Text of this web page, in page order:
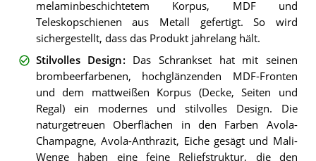
melaminbeschichtetem Korpus, MDF und
Teleskopschienen aus Metall gefertigt. So wird
sichergestellt, dass das Produkt jahrelang hält.
Stilvolles Design: Das Schrankset hat mit seinen
brombeerfarbenen, hochglänzenden MDF-Fronten
und dem mattweißen Korpus (Decke, Seiten und
Regal) ein modernes und stilvolles Design. Die
naturgetreuen Oberflächen in den Farben Avola-
Champagne, Avola-Anthrazit, Eiche gesägt und Mali-
Wenge haben eine feine Reliefstruktur, die den